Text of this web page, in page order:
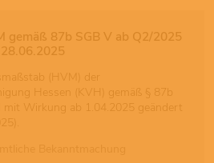
gemäß 87b SGB V ab Q2/2025
(HVM) der
Hessen (KVH) gemäß § 87b
mit Wirkung ab 1.04.2025 geändert